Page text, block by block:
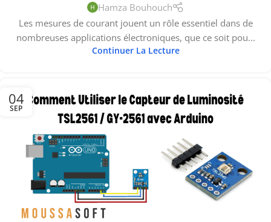
Hamza Bouhouch
Les mesures de courant jouent un rôle essentiel dans de
nombreuses applications électroniques, que ce soit pou...
Continuer La Lecture
04
SEP